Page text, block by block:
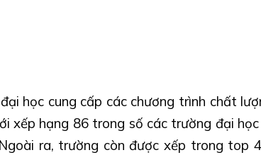
học cung cấp các chương trình chất
xếp hạng 86 trong số các trường đại
ra, trường còn được xếp trong